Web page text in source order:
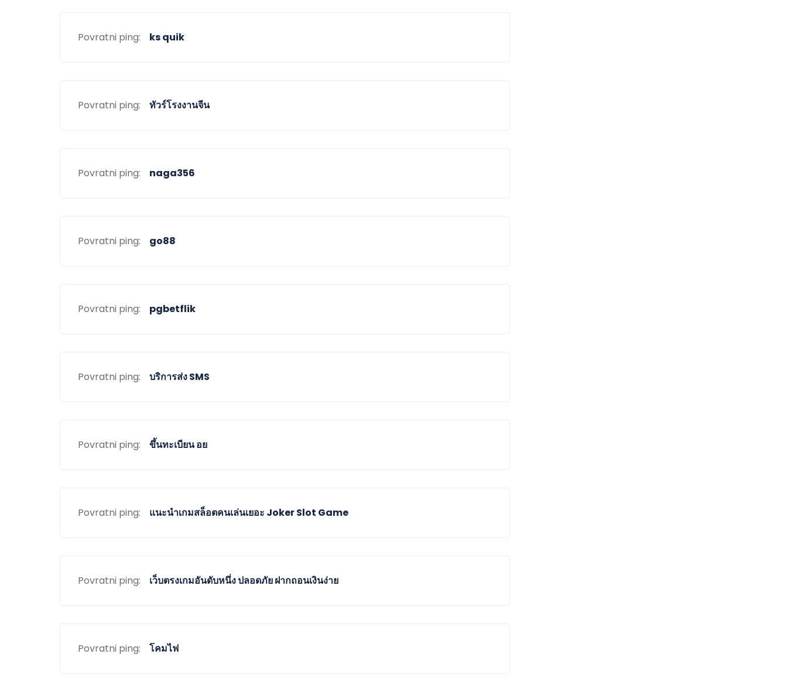
Povratni ping: ks quik
Povratni ping: ทัวร์โรงงานจีน
Povratni ping: naga356
Povratni ping: go88
Povratni ping: pgbetflik
Povratni ping: บริการส่ง SMS
Povratni ping: ขึ้นทะเบียน อย
Povratni ping: แนะนำเกมสล็อตคนเล่นเยอะ Joker Slot Game
Povratni ping: เว็บตรงเกมอันดับหนึ่ง ปลอดภัย ฝากถอนเงินง่าย
Povratni ping: โคมไฟ